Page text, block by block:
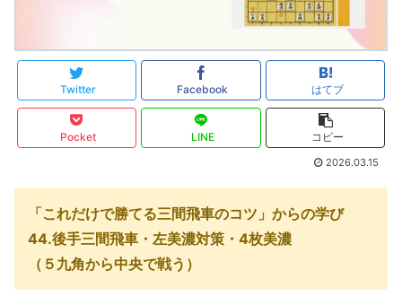
Twitter Facebook はてブ
Pocket LINE コピー
2026.03.15
「これだけで勝てる三間飛車のコツ」からの学び
44.後手三間飛車・左美濃対策・4枚美濃
（５九角から中央で戦う）